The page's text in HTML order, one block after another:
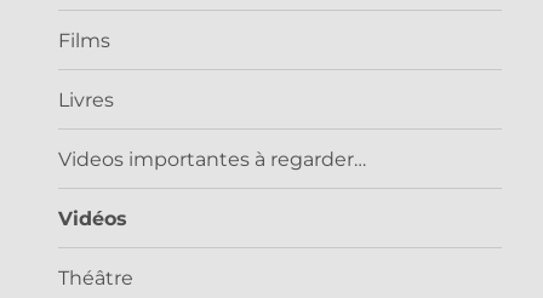
Films
Livres
Videos importantes à regarder…
Vidéos
Théâtre